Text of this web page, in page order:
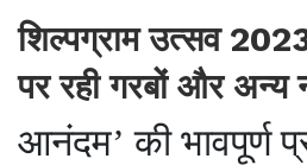
शिल्पग्राम उत्सव
पर रही गरबों और अन्य
आनंदम’ की भावपूर्ण